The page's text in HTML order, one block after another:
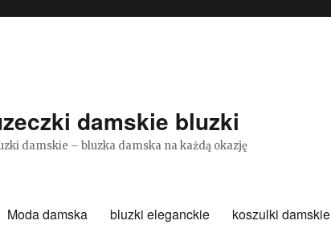
damskie bluzki
damskie – bluzka damska na każdą okazję
Moda damska bluzki eleganckie koszulki damskie